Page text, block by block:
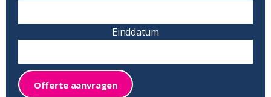
Einddatum
Offerte aanvragen